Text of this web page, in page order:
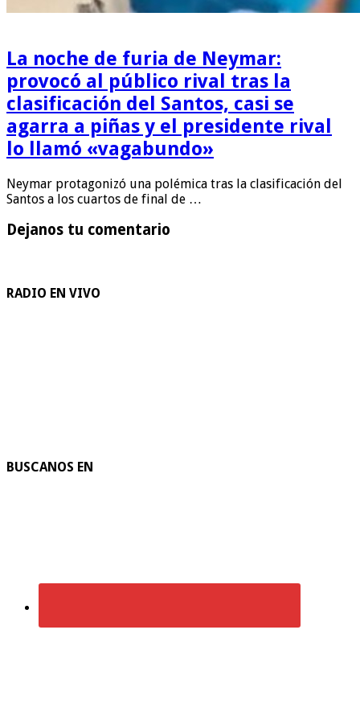
La noche de furia de Neymar:
provocó al público rival tras la
clasificación del Santos, casi se
agarra a piñas y el presidente rival
lo llamó «vagabundo»
Neymar protagonizó una polémica tras la clasificación del
Santos a los cuartos de final de …
Dejanos tu comentario
RADIO EN VIVO
BUSCANOS EN